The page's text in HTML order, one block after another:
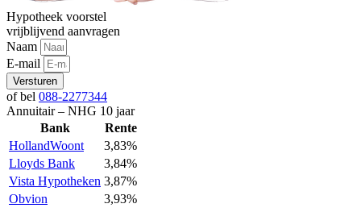
Hypotheek voorstel
vrijblijvend aanvragen
Naam
E-mail
Versturen
of bel 088-2277344
Annuitair – NHG 10 jaar
Bank
Rente
HollandWoont
3,83%
Lloyds Bank
3,84%
Vista Hypotheken 3,87%
Obvion
3,93%